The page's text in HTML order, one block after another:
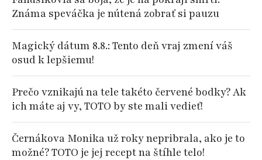
Známa speváčka je nútená zobrať si pauzu
Magický dátum 8.8.: Tento deň vraj zmení váš
osud k lepšiemu!
Prečo vznikajú na tele takéto červené bodky? Ak
ich máte aj vy, TOTO by ste mali vedieť!
Černákova Monika už roky nepribrala, ako je to
možné? TOTO je jej recept na štíhle telo!